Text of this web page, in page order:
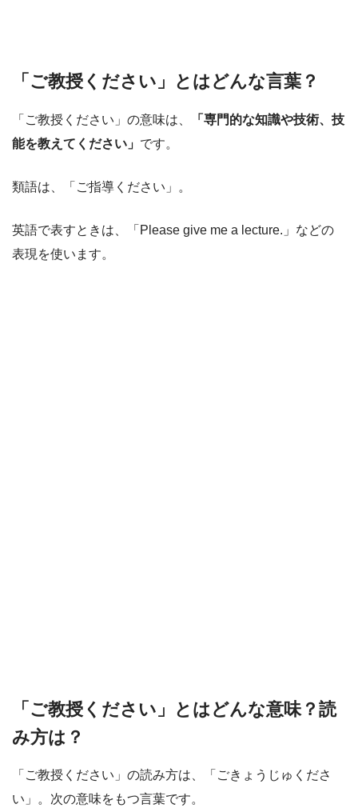
「ご教授ください」とはどんな言葉？
「ご教授ください」の意味は、
「専門的な知識や技術、技
能を教えてください」 です。
類語は、「ご指導ください」。
英語で表すときは、「Please give me a lecture.」などの
表現を使います。
「ご教授ください」とはどんな意味？読
み方は？
「ご教授ください」の読み方は、「ごきょうじゅくださ
い」。次の意味をもつ言葉です。